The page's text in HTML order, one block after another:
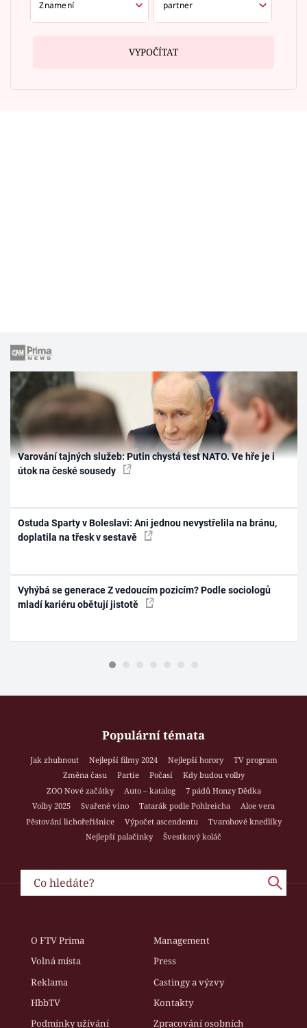
VYPOČÍTAT
Varování tajných služeb: Putin chystá test NATO. Ve hře je i
útok na české sousedy
Ostuda Sparty v Boleslavi: Ani jednou nevystřelila na bránu,
doplatila na třesk v sestavě
Vyhýbá se generace Z vedoucím pozicím? Podle sociologů
mladí kariéru obětují jistotě
Populární témata
Jak zhubnout Nejlepší filmy 2024 Nejlepší horory
TV program
Změna času
Partie Počasí
Kdy budou volby
ZOO Nové začátky
Auto – katalog
7 pádů Honzy Dědka
Volby 2025
Svařené víno Tatarák podle Pohlreicha
Aloe vera
Pěstování lichořeřišnice
Výpočet ascendentu
Tvarohové knedlíky
Nejlepší palačinky
Švestkový koláč
O FTV Prima
Management
Volná místa
Press
Reklama
Castingy a výzvy
HbbTV
Kontakty
Podmínky užívání
Zpracování osobních